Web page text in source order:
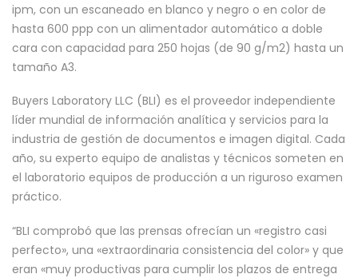
ipm, con un escaneado en blanco y negro o en color de
hasta 600 ppp con un alimentador automático a doble
cara con capacidad para 250 hojas (de 90 g/m2) hasta un
tamaño A3.
Buyers Laboratory LLC (BLI) es el proveedor independiente
líder mundial de información analítica y servicios para la
industria de gestión de documentos e imagen digital. Cada
año, su experto equipo de analistas y técnicos someten en
el laboratorio equipos de producción a un riguroso examen
práctico.
“BLI comprobó que las prensas ofrecían un «registro casi
perfecto», una «extraordinaria consistencia del color» y que
eran «muy productivas para cumplir los plazos de entrega